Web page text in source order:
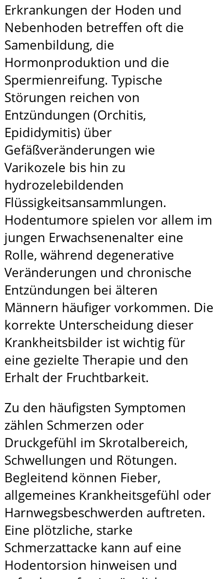
Erkrankungen der Hoden und
Nebenhoden betreffen oft die
Samenbildung, die
Hormonproduktion und die
Spermienreifung. Typische
Störungen reichen von
Entzündungen (Orchitis,
Epididymitis) über
Gefäßveränderungen wie
Varikozele bis hin zu
hydrozelebildenden
Flüssigkeitsansammlungen.
Hodentumore spielen vor allem im
jungen Erwachsenenalter eine
Rolle, während degenerative
Veränderungen und chronische
Entzündungen bei älteren
Männern häufiger vorkommen. Die
korrekte Unterscheidung dieser
Krankheitsbilder ist wichtig für
eine gezielte Therapie und den
Erhalt der Fruchtbarkeit.
Zu den häufigsten Symptomen
zählen Schmerzen oder
Druckgefühl im Skrotalbereich,
Schwellungen und Rötungen.
Begleitend können Fieber,
allgemeines Krankheitsgefühl oder
Harnwegsbeschwerden auftreten.
Eine plötzliche, starke
Schmerzattacke kann auf eine
Hodentorsion hinweisen und